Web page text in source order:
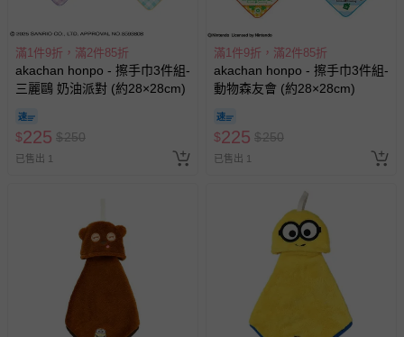
滿1件9折，滿2件85折
akachan honpo - 擦手巾3件組-
三麗鷗 奶油派對 (約28×28cm)
$225 $250
已售出 1
滿1件9折，滿2件85折
akachan honpo - 擦手巾3件組-
動物森友會 (約28×28cm)
$225 $250
已售出 1